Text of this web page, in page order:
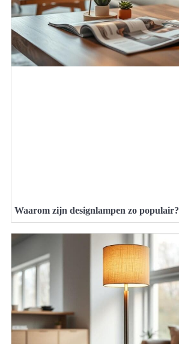
Waarom zijn designlampen zo populair?